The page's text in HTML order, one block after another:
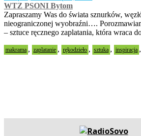
WTZ PSONI Bytom
Zapraszamy Was do świata sznurków,
nieograniczonej wyobraźni….
– sztuce ręcznego zaplatania, która wraca
makrama , zaplatanie , rękodzieło , sztuka , inspiracja ,